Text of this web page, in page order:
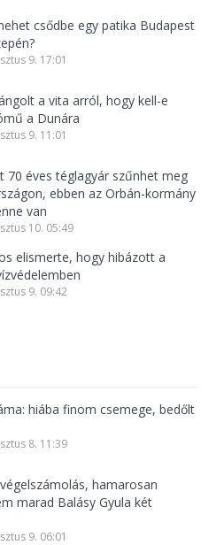
csődbe egy patika Budapest
9. 17:01
a vita arról, hogy kell-e
a Dunára
9. 11:01
70 éves téglagyár szűnhet meg
ebben az Orbán-kormány
van
10. 05:49
elismerte, hogy hibázott a
9. 09:42
hiába finom csemege, bedőlt
8. 11:39
hamarosan
marad Balásy Gyula két
9. 06:01